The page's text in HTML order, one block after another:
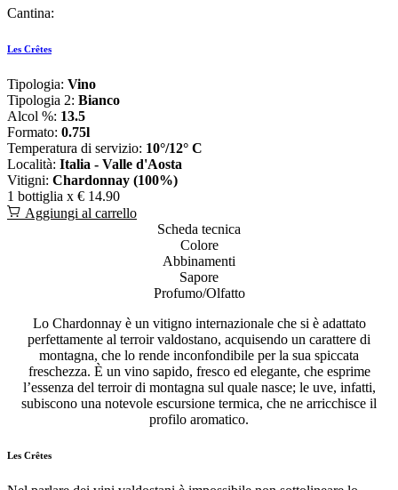
Cantina:
Les Crêtes
Tipologia: Vino
Tipologia 2: Bianco
Alcol %: 13.5
Formato: 0.75l
Temperatura di servizio: 10°/12° C
Località: Italia - Valle d'Aosta
Vitigni: Chardonnay (100%)
1 bottiglia x € 14.90
Aggiungi al carrello
Scheda tecnica
Colore
Abbinamenti
Sapore
Profumo/Olfatto
Lo Chardonnay è un vitigno internazionale che si è adattato
perfettamente al terroir valdostano, acquisendo un carattere di
montagna, che lo rende inconfondibile per la sua spiccata
freschezza. È un vino sapido, fresco ed elegante, che esprime
l’essenza del terroir di montagna sul quale nasce; le uve, infatti,
subiscono una notevole escursione termica, che ne arricchisce il
profilo aromatico.
Les Crêtes